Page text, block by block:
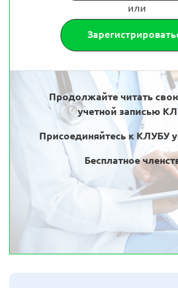
или
Продолжайте читать
учетной записью
Присоединяйтесь к КЛУБУ
Бесплатное